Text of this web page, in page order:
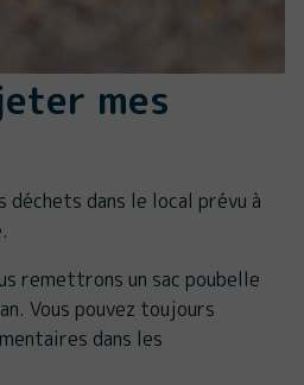
mes
déchets dans le local prévu à
remettrons un sac poubelle
Vous pouvez toujours
dans les